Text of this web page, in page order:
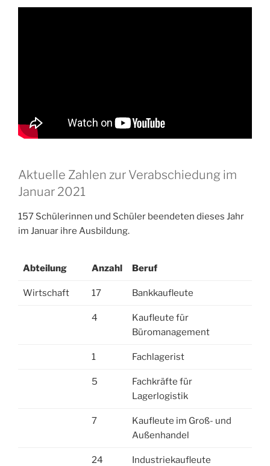
Aktuelle Zahlen zur Verabschiedung im
Januar 2021
157 Schülerinnen und Schüler beendeten dieses Jahr
im Januar ihre Ausbildung.
Abteilung Anzahl Beruf
Wirtschaft 17 Bankkaufleute
4
Kaufleute für
Büromanagement
1 Fachlagerist
5
Fachkräfte für
Lagerlogistik
7
Kaufleute im Groß- und
Außenhandel
24 Industriekaufleute